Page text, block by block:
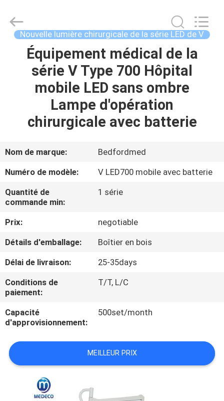
MAISON
PRODUITS
DE
NOUS
VISITE
D'USINE
CONTRÔLE
DE
QUALITÉ
CONTACTEZ-
NOUS
NOUVELLES
Industry
Nouvelle lumière chirurgicale de la série LED de V
Équipement médical de la
série V Type 700 Hôpital
mobile LED sans ombre
Lampe d'opération
chirurgicale avec batterie
Nom de marque:
Bedfordmed
Numéro de modèle:
V LED700 mobile avec batterie
Quantité de
commande min:
1 série
Prix:
negotiable
Détails d'emballage:
Boîtier en bois
Délai de livraison:
25-35days
Conditions de
paiement:
T/T, L/C
Capacité
d'approvisionnement:
500set/month
MEILLEUR PRIX